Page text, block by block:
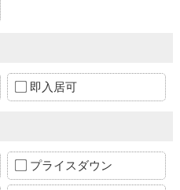
即入居可
プライスダウン